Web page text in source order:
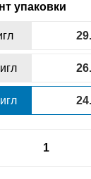
упаковки